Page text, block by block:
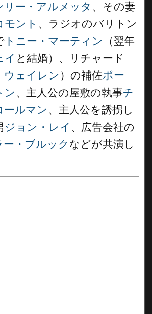
リー・アルメッタ 、その妻
モント 、ラジオのバリトン
トニー・マーティン
（翌年
イ と結婚）、リチャード
ウェイレン ）の補佐ポー
ン 、主人公の屋敷の執事チ
ールマン 、主人公を誘拐し
ジョン・レイ 、広告会社の
ー・ブルック などが共演し